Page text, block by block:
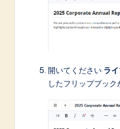
開いてください ラ
したフリップブック